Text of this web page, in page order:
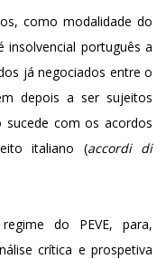
como modalidade do
insolvencial português a
já negociados entre o
depois a ser sujeitos
com os acordos
italiano (accordi di
do PEVE, para,
crítica e prospetiva